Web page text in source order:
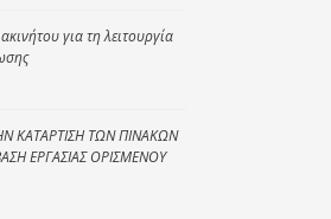
για τη λειτουργία
ΚΑΤΑΡΤΙΣΗ ΤΩΝ ΠΙΝΑΚΩΝ
ΕΡΓΑΣΙΑΣ ΟΡΙΣΜΕΝΟΥ